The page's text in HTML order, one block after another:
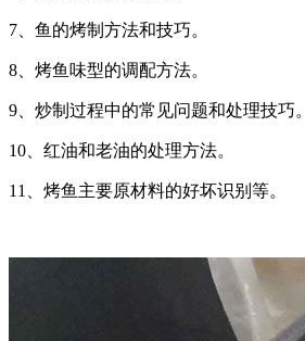
7、鱼的烤制方法和技巧。
8、烤鱼味型的调配方法。
9、炒制过程中的常见问题和处理技巧。
10、红油和老油的处理方法。
11、烤鱼主要原材料的好坏识别等。